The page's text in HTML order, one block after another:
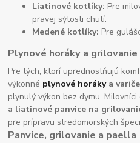
Liatinové kotlíky: Pre
pravej sýtosti chutí.
Medené kotlíky: Pre
Plynové horáky a grilovanie
Pre tých, ktorí uprednostňujú
výkonné plynové horákya variče
plynulý výkon bez dymu.
a liatinové panvice na
pre prípravu stredomorských
Panvice, grilovanie a paella